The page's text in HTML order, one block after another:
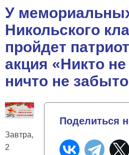
У
Никольского
пройдет
акция «Никто
ничто не
Завтра,
2
Поделиться